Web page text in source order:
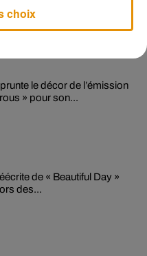
le décor de l’émission
» pour son...
de « Beautiful Day »
des...
choix